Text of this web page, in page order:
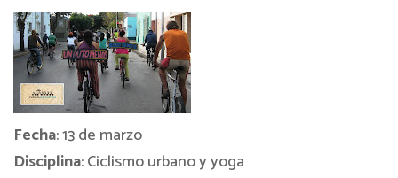
Fecha: 13 de marzo
Disciplina: Ciclismo urbano y yoga